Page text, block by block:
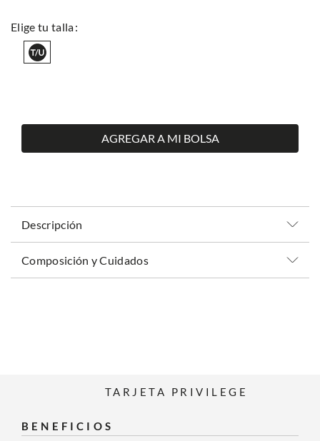
AGREGAR A MI BOLSA
Descripción
Composición y Cuidados
TARJETA PRIVILEGE
BENEFICIOS